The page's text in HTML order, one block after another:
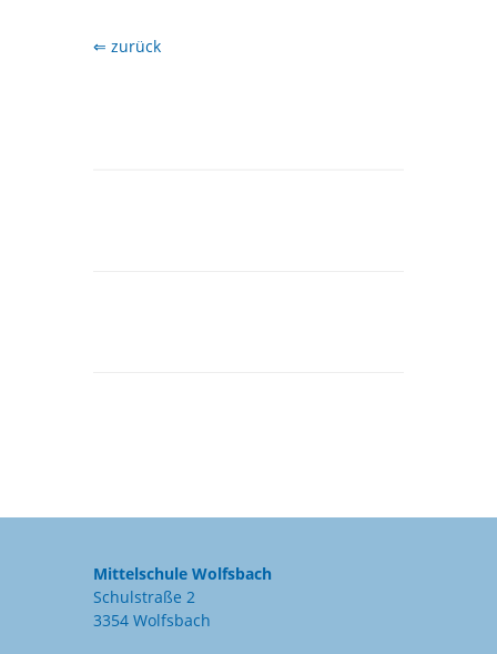
⇐ zurück
Mittelschule Wolfsbach
Schulstraße 2
3354 Wolfsbach